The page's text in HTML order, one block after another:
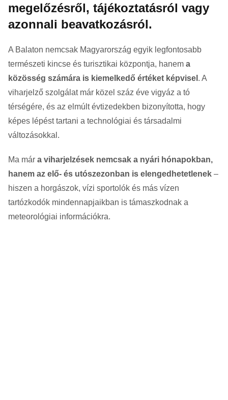
megelőzésről, tájékoztatásról vagy
azonnali beavatkozásról.
A Balaton nemcsak Magyarország egyik legfontosabb
természeti kincse és turisztikai központja, hanem a
közösség számára is kiemelkedő értéket képvisel . A
viharjelző szolgálat már közel száz éve vigyáz a tó
térségére, és az elmúlt évtizedekben bizonyította, hogy
képes lépést tartani a technológiai és társadalmi
változásokkal.
Ma már a viharjelzések nemcsak a nyári hónapokban,
hanem az elő- és utószezonban is elengedhetetlenek –
hiszen a horgászok, vízi sportolók és más vízen
tartózkodók mindennapjaikban is támaszkodnak a
meteorológiai információkra.